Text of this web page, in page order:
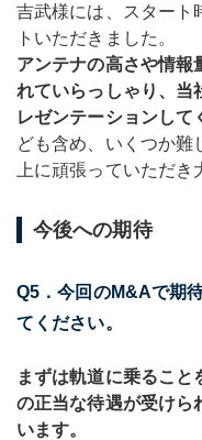
吉武様には、スタート
トいただきました。
アンテナの高さや情報
れていらっしゃり、当
レゼンテーションして
ども含め、いくつか難
上に頑張っていただき
今後への期待
Q5．今回のM&Aで期
てください。
まずは軌道に乗ること
の正当な待遇が受けら
います。